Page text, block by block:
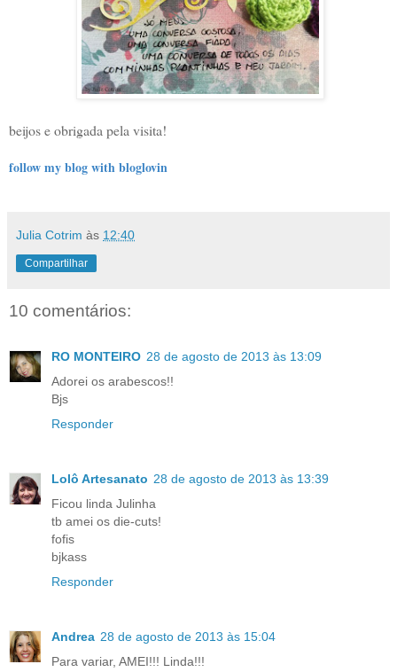
beijos e obrigada pela visita!
follow my blog with bloglovin
Julia Cotrim às 12:40
Compartilhar
10 comentários:
RO MONTEIRO 28 de agosto de 2013 às 13:09
Adorei os arabescos!!
Bjs
Responder
Lolô Artesanato 28 de agosto de 2013 às 13:39
Ficou linda Julinha
tb amei os die-cuts!
fofis
bjkass
Responder
Andrea 28 de agosto de 2013 às 15:04
Para variar, AMEI!!! Linda!!!